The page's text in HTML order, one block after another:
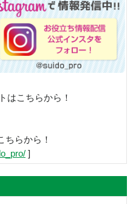
はこちらから！
らから！
]